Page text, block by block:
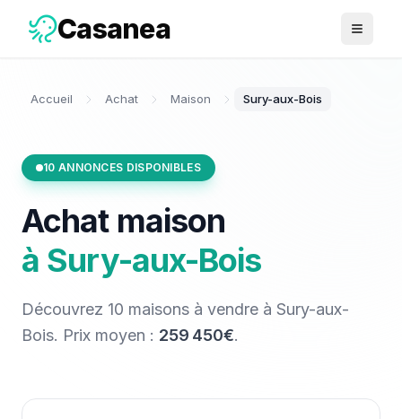
Casanea Ouvrir
Accueil Achat Maison Sury-aux-Bois
10 ANNONCES DISPONIBLES
Achat maison
à Sury-aux-Bois
Découvrez 10 maisons à vendre à Sury-aux-
Bois. Prix moyen : 259 450€.